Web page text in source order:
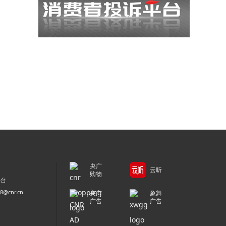
央广
购物
云听
央广
广告
象舞
广告